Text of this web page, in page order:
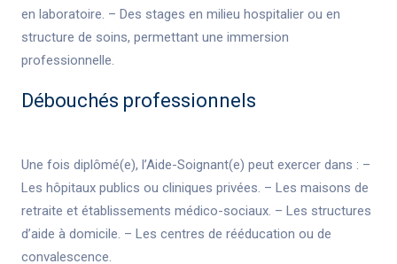
en laboratoire. – Des stages en milieu hospitalier ou en
structure de soins, permettant une immersion
professionnelle.
Débouchés professionnels
Une fois diplômé(e), l’Aide-Soignant(e) peut exercer dans : –
Les hôpitaux publics ou cliniques privées. – Les maisons de
retraite et établissements médico-sociaux. – Les structures
d’aide à domicile. – Les centres de rééducation ou de
convalescence.